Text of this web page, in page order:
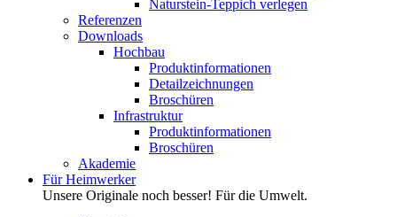
Naturstein-Teppich verlegen
Referenzen
Downloads
Hochbau
Produktinformationen
Detailzeichnungen
Broschüren
Infrastruktur
Produktinformationen
Broschüren
Akademie
Für Heimwerker
Unsere Originale noch besser! Für die Umwelt.